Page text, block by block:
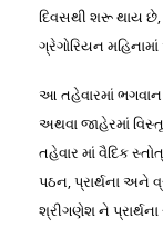
દિવસથી શરૂ થાય
ગ્રેગોરિયન
આ તહેવારમાં ભગવાન
અથવા જાહેરમાં
તહેવાર માં વૈદિક
પઠન, પ્રાર્થના અને
શ્રીગણેશ ને